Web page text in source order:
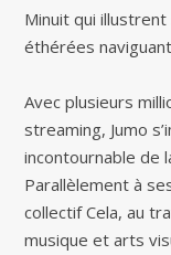
Minuit qui
éthérées
Avec plusieurs
streaming, Jumo
incontournable de
Parallèlement à
collectif Cela, au
musique et arts